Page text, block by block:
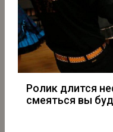
Ролик длится
смеяться вы